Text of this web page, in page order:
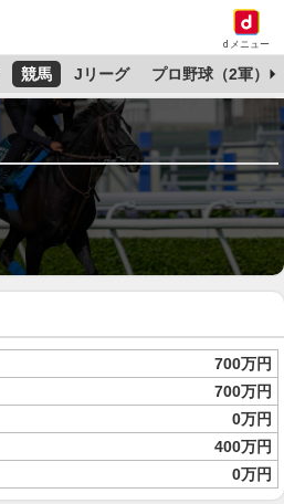
dメニュー
競馬 Jリーグ プロ野球（2軍）
700万円
700万円
0万円
400万円
0万円